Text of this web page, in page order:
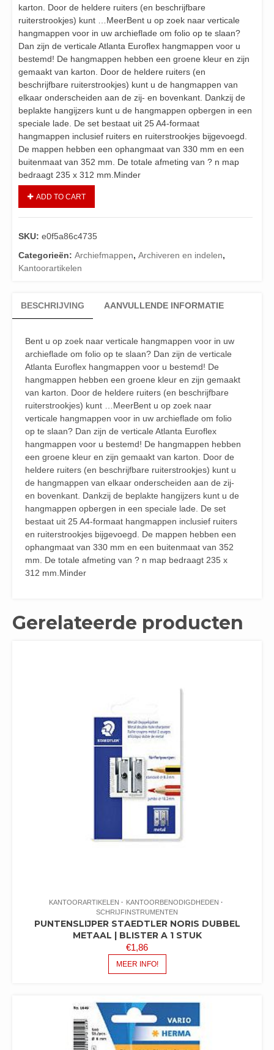
karton. Door de heldere ruiters (en beschrijfbare
ruiterstrookjes) kunt …MeerBent u op zoek naar verticale
hangmappen voor in uw archieflade om folio op te slaan?
Dan zijn de verticale Atlanta Euroflex hangmappen voor u
bestemd! De hangmappen hebben een groene kleur en zijn
gemaakt van karton. Door de heldere ruiters (en
beschrijfbare ruiterstrookjes) kunt u de hangmappen van
elkaar onderscheiden aan de zij- en bovenkant. Dankzij de
beplakte hangijzers kunt u de hangmappen opbergen in een
speciale lade. De set bestaat uit 25 A4-formaat
hangmappen inclusief ruiters en ruiterstrookjes bijgevoegd.
De mappen hebben een ophangmaat van 330 mm en een
buitenmaat van 352 mm. De totale afmeting van ? n map
bedraagt 235 x 312 mm.Minder
ADD TO CART
SKU: e0f5a86c4735
Categorieën: Archiefmappen, Archiveren en indelen,
Kantoorartikelen
BESCHRIJVING AANVULLENDE INFORMATIE
Bent u op zoek naar verticale hangmappen voor in uw
archieflade om folio op te slaan? Dan zijn de verticale
Atlanta Euroflex hangmappen voor u bestemd! De
hangmappen hebben een groene kleur en zijn gemaakt
van karton. Door de heldere ruiters (en beschrijfbare
ruiterstrookjes) kunt …MeerBent u op zoek naar
verticale hangmappen voor in uw archieflade om folio
op te slaan? Dan zijn de verticale Atlanta Euroflex
hangmappen voor u bestemd! De hangmappen hebben
een groene kleur en zijn gemaakt van karton. Door de
heldere ruiters (en beschrijfbare ruiterstrookjes) kunt u
de hangmappen van elkaar onderscheiden aan de zij-
en bovenkant. Dankzij de beplakte hangijzers kunt u de
hangmappen opbergen in een speciale lade. De set
bestaat uit 25 A4-formaat hangmappen inclusief ruiters
en ruiterstrookjes bijgevoegd. De mappen hebben een
ophangmaat van 330 mm en een buitenmaat van 352
mm. De totale afmeting van ? n map bedraagt 235 x
312 mm.Minder
Gerelateerde producten
KANTOORARTIKELEN
KANTOORBENODIGDHEDEN
SCHRIJFINSTRUMENTEN
PUNTENSLIJPER STAEDTLER NORIS DUBBEL
METAAL | BLISTER A 1 STUK
€1,86
MEER INFO!